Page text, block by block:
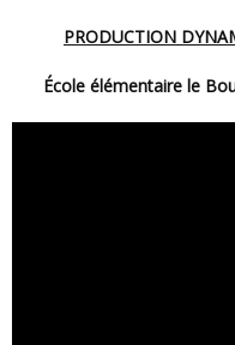
PRODUCTION
École élémentaire le